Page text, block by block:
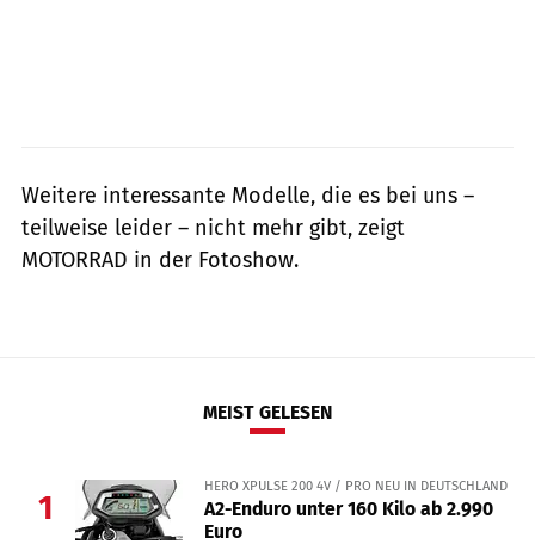
Weitere interessante Modelle, die es bei uns –
teilweise leider – nicht mehr gibt, zeigt
MOTORRAD in der Fotoshow.
MEIST GELESEN
1
HERO XPULSE 200 4V / PRO NEU IN DEUTSCHLAND
A2-Enduro unter 160 Kilo ab 2.990
Euro